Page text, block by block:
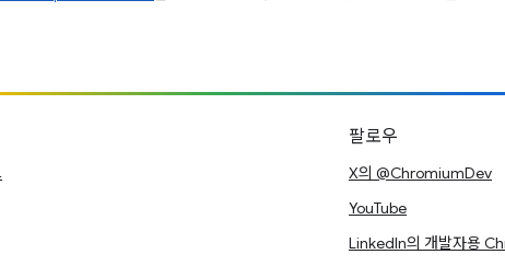
팔로우
X의 @ChromiumDev
YouTube
LinkedIn의 개발자용